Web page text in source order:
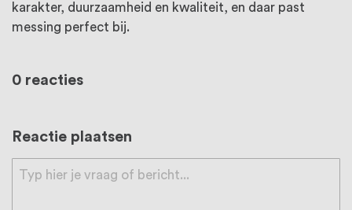
karakter, duurzaamheid en kwaliteit, en daar past
messing perfect bij.
0 reacties
Reactie plaatsen